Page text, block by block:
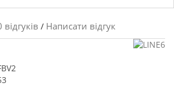
відгуків / Написати відгук